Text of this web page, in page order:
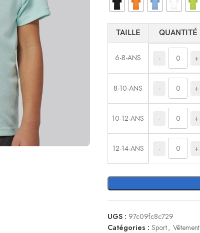
TAILLE QUANTITÉ
6-8-ANS - +
8-10-ANS - +
10-12-ANS - +
12-14-ANS - +
UGS : 97c09fc8c729
Catégories : Sport, Vêtement